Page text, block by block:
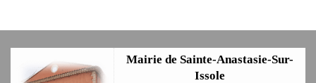
Mairie de Sainte-Anastasie-Sur-
Issole